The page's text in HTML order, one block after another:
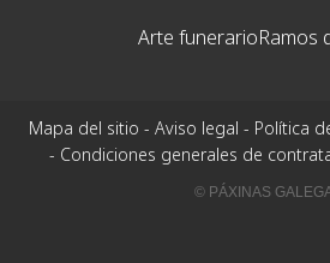
Arte funerarioRamos
Mapa del sitio - Aviso legal - Política
- Condiciones generales de
© PÁXINAS